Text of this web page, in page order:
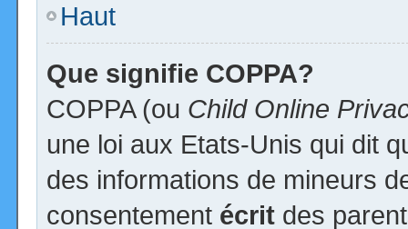
Haut
Que signifie COPPA?
COPPA (ou Child Online
une loi aux Etats-Unis qui dit
des informations de mineurs
consentement écrit des